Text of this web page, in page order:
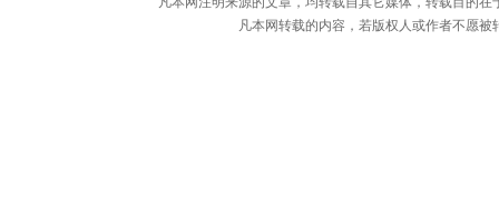
凡本网转载的内容，若版权人或作者不愿